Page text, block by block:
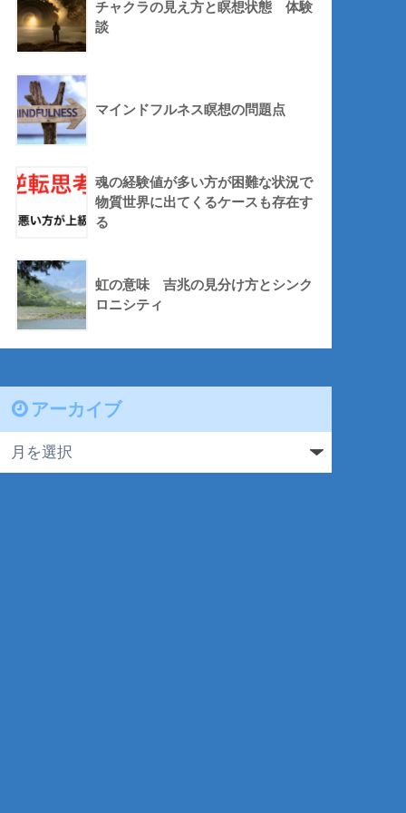
チャクラの見え方と瞑想状態 体験
談
マインドフルネス瞑想の問題点
魂の経験値が多い方が困難な状況で
物質世界に出てくるケースも存在す
る
虹の意味 吉兆の見分け方とシンク
ロニシティ
アーカイブ